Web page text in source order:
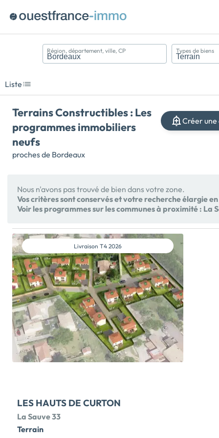
Région, département, ville, CP Types de biens
Liste
Terrains Constructibles : Les
programmes immobiliers
neufs
proches de Bordeaux
Créer
Nous n'avons pas trouvé de bien dans votre zone.
Vos critères sont conservés et votre recherche élargie
Voir les programmes sur les communes à proximité : La
Livraison T4 2026
LES HAUTS DE CURTON
La Sauve 33
Terrain